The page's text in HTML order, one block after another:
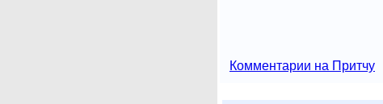
Комментарии на Притчу